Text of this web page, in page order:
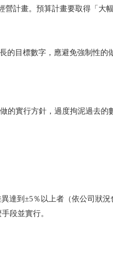
計畫。預算計畫要取得「大幅
目標數字，應避免強制性的
實行方針，過度拘泥過去的
達到±5％以上者（依公司狀況
段並實行。